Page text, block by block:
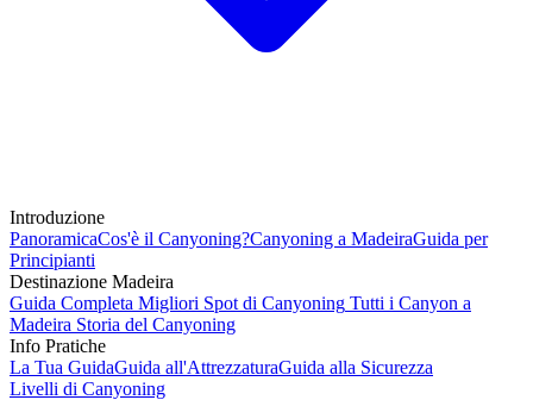
Introduzione
PanoramicaCos'è il Canyoning?Canyoning a MadeiraGuida per
Principianti
Destinazione Madeira
Guida Completa Migliori Spot di Canyoning Tutti i Canyon a
Madeira Storia del Canyoning
Info Pratiche
La Tua GuidaGuida all'AttrezzaturaGuida alla Sicurezza
Livelli di Canyoning